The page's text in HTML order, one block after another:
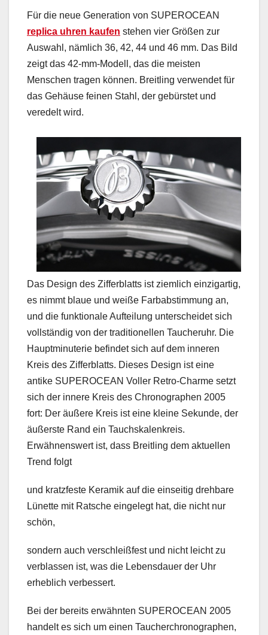
Für die neue Generation von SUPEROCEAN
replica uhren kaufen stehen vier Größen zur
Auswahl, nämlich 36, 42, 44 und 46 mm. Das Bild
zeigt das 42-mm-Modell, das die meisten
Menschen tragen können. Breitling verwendet für
das Gehäuse feinen Stahl, der gebürstet und
veredelt wird.
Das Design des Zifferblatts ist ziemlich einzigartig,
es nimmt blaue und weiße Farbabstimmung an,
und die funktionale Aufteilung unterscheidet sich
vollständig von der traditionellen Taucheruhr. Die
Hauptminuterie befindet sich auf dem inneren
Kreis des Zifferblatts. Dieses Design ist eine
antike SUPEROCEAN Voller Retro-Charme setzt
sich der innere Kreis des Chronographen 2005
fort: Der äußere Kreis ist eine kleine Sekunde, der
äußerste Rand ein Tauchskalenkreis.
Erwähnenswert ist, dass Breitling dem aktuellen
Trend folgt
und kratzfeste Keramik auf die einseitig drehbare
Lünette mit Ratsche eingelegt hat, die nicht nur
schön,
sondern auch verschleißfest und nicht leicht zu
verblassen ist, was die Lebensdauer der Uhr
erheblich verbessert.
Bei der bereits erwähnten SUPEROCEAN 2005
handelt es sich um einen Taucherchronographen,